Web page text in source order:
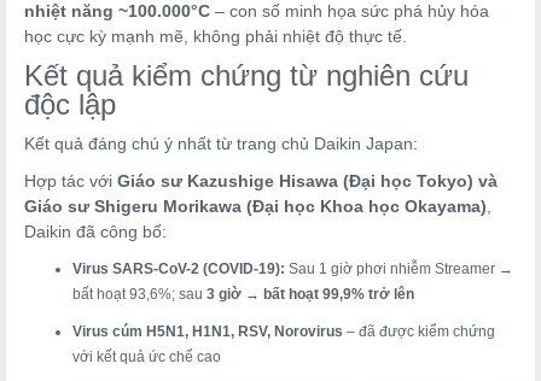
nhiệt năng ~100.000°C – con số minh họa sức phá hủy hóa
học cực kỳ mạnh mẽ, không phải nhiệt độ thực tế.
Kết quả kiểm chứng từ nghiên cứu
độc lập
Kết quả đáng chú ý nhất từ trang chủ Daikin Japan:
Hợp tác với Giáo sư Kazushige Hisawa (Đại học Tokyo) và
Giáo sư Shigeru Morikawa (Đại học Khoa học Okayama)
Daikin đã công bố:
Virus SARS-CoV-2 (COVID-19): Sau 1 giờ phơi nhiễm Streamer →
bất hoạt 93,6%; sau 3 giờ → bất hoạt 99,9% trở lên
Virus cúm H5N1, H1N1, RSV, Norovirus – đã được kiểm chứng
với kết quả ức chế cao